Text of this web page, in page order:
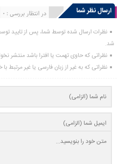
ارسال نظر شما
در انتظار بررسی : 0 انتشار یافته : 0
نظرات ارسال شده توسط شما، پس از تایید
شد.
نظراتی که حاوی تهمت یا افترا باشد منتشر
نظراتی که به غیر از زبان فارسی یا غیر مرتبط